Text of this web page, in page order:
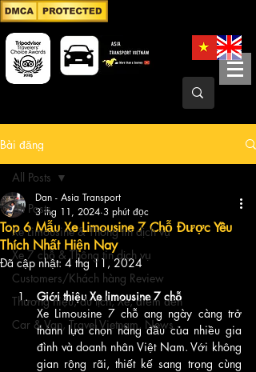
Bài đăng
All Posts
Xe Limousine & Thông tin dịch vụ
Xe 7 chỗ & Thông tin dịch vụ
Customers/Khách hàng Review
Thương hiệu, du lịch, Xe, điểm đến
Car & Van, Travel Vietnam, News
All Posts
Top 6 Mẫu Xe Limousine 7 Chỗ Được Yêu
Thích Nhất Hiện Nay
Dan - Asia Transport
3 thg 11, 2024 3 phút đọc
Đã cập nhật:4 thg 11, 2024
Giới thiệu Xe limousine 7 chỗ
Xe Limousine 7 chỗ ang ngày càng trở
thành lựa chọn hàng đầu của nhiều gia
đình và doanh nhân Việt Nam. Với không
gian rộng rãi, thiết kế sang trọng cùng